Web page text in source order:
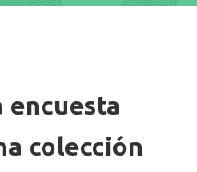
encuesta
colección